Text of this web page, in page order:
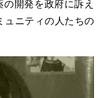
開発を政府に訴え
ュニティの人たちの